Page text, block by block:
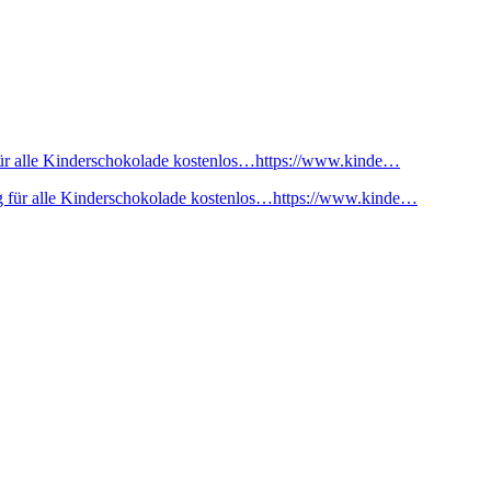
alle Kinderschokolade kostenlos…https://www.kinde…
für alle Kinderschokolade kostenlos…https://www.kinde…